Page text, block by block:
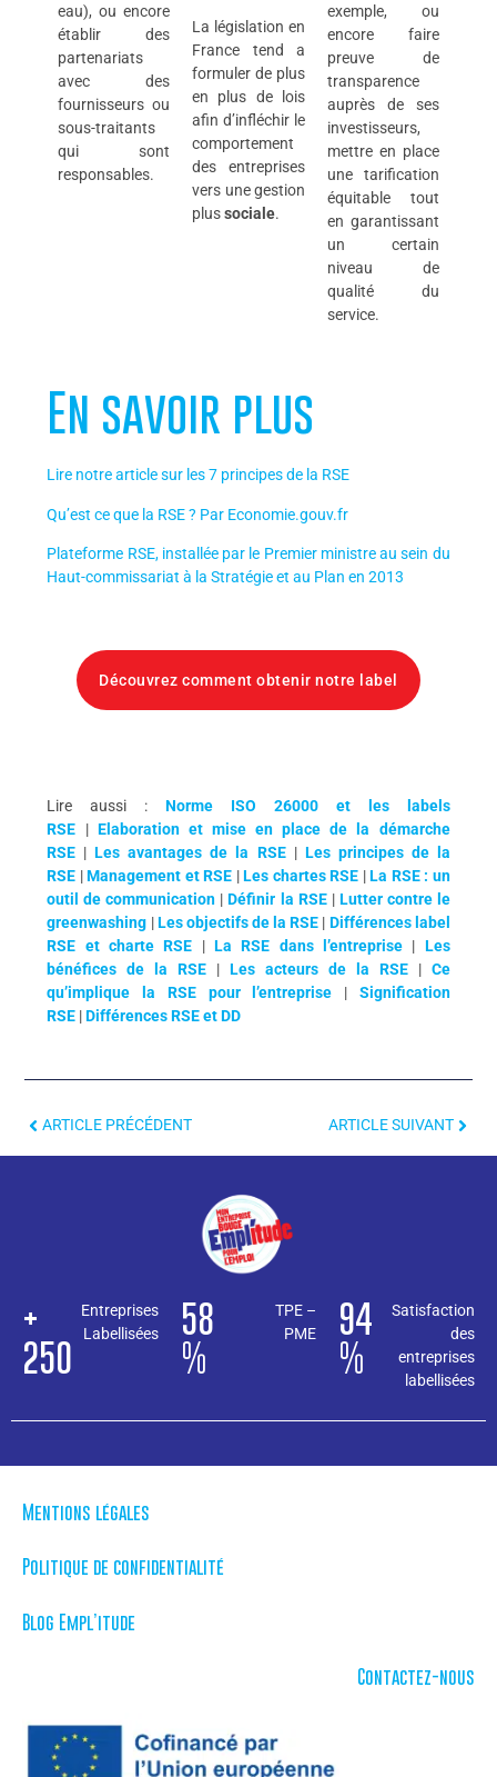
eau), ou encore
établir des
partenariats
avec des
fournisseurs ou
sous-traitants
qui sont
responsables.
La législation en
France tend a
formuler de plus
en plus de lois
afin d’infléchir le
comportement
des entreprises
vers une gestion
plussociale.
exemple, ou
encore faire
preuve de
transparence
auprès de ses
investisseurs,
mettre en place
une tarification
équitable tout
en garantissant
un certain
niveau de
qualité du
service.
En savoir plus
Lire notre article sur les 7 principes de la RSE
Qu’est ce que la RSE ? Par Economie.gouv.fr
Plateforme RSE, installée par le Premier ministre au sein du
Haut-commissariat à la Stratégie et au Plan en 2013
Découvrez comment obtenir notre label
Lire aussi :Norme ISO 26000 et les labels
RSE | Elaboration et mise en place de la démarche
RSE |Les avantages de la RSE| Les principes de la
RSE |Management et RSE |Les chartes RSE |La RSE : un
outil de communication |Définir la RSE| Lutter contre le
greenwashing |Les objectifs de la RSE | Différences label
RSE et charte RSE |La RSE dans l’entreprise| Les
bénéfices de la RSE |Les acteurs de la RSE| Ce
qu’implique la RSE pour l’entreprise | Signification
RSE |Différences RSE et DD
ARTICLE PRÉCÉDENT ARTICLE SUIVANT
+
250
Entreprises
Labellisées
58
%
TPE –
PME
94
%
Satisfaction
des
entreprises
labellisées
Mentions légales
Politique de confidentialité
Blog Empl’itude
Contactez-nous